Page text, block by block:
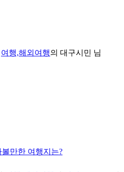
여행,해외여행의 대구시민 님
만한 여행지는?